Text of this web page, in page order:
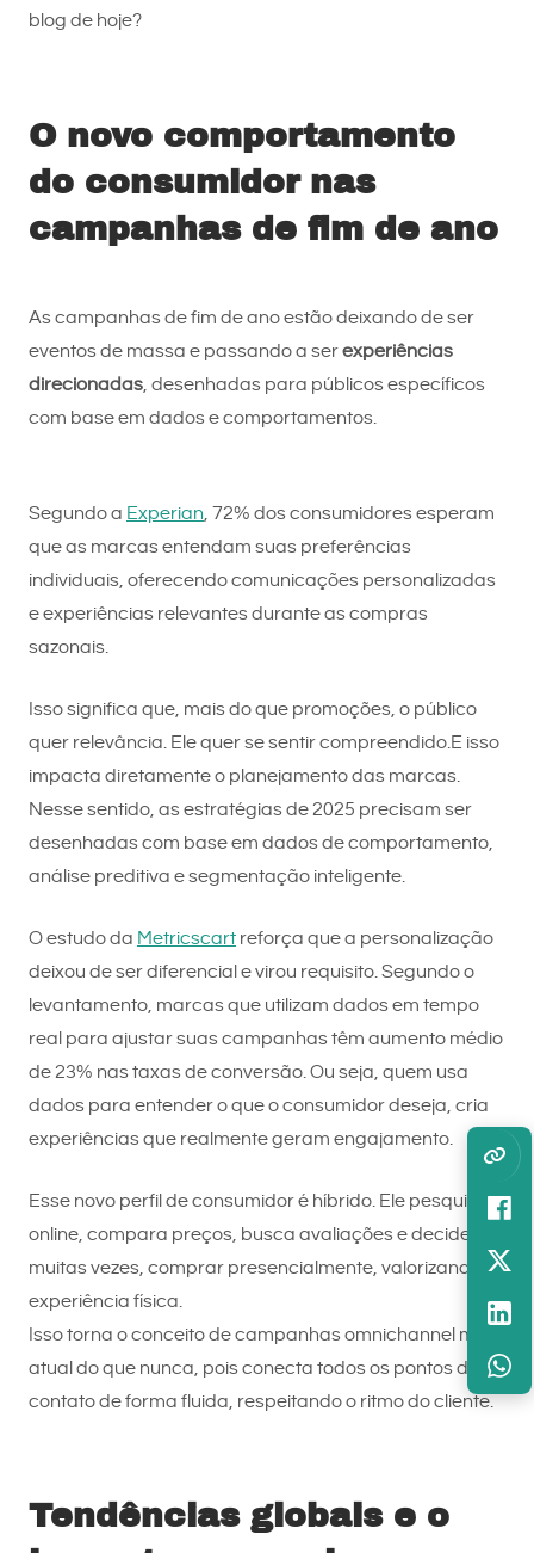
blog de hoje?
O novo comportamento
do consumidor nas
campanhas de fim de ano
As campanhas de fim de ano estão deixando de ser
eventos de massa e passando a serexperiências
direcionadas, desenhadas para públicos específicos
com base em dados e comportamentos.
Segundo a Experian, 72% dos consumidores esperam
que as marcas entendam suas preferências
individuais, oferecendo comunicações personalizadas
e experiências relevantes durante as compras
sazonais.
Isso significa que, mais do que promoções, o público
quer relevância. Ele quer se sentir compreendido.E isso
impacta diretamente o planejamento das marcas.
Nesse sentido, as estratégias de 2025 precisam ser
desenhadas com base em dados de comportamento,
análise preditiva e segmentação inteligente.
O estudo da Metricscart reforça que a personalização
deixou de ser diferencial e virou requisito. Segundo o
levantamento, marcas que utilizam dados em tempo
real para ajustar suas campanhas têm aumento médio
de 23% nas taxas de conversão. Ou seja, quem usa
dados para entender o que o consumidor deseja, cria
experiências que realmente geram engajamento.
Esse novo perfil de consumidor é híbrido. Ele pesquisa
online, compara preços, busca avaliações e decide,
muitas vezes, comprar presencialmente, valorizando a
experiência física.
Isso torna o conceito de campanhas omnichannel mais
atual do que nunca, pois conecta todos os pontos de
contato de forma fluida, respeitando o ritmo do cliente.
Tendências globais e o